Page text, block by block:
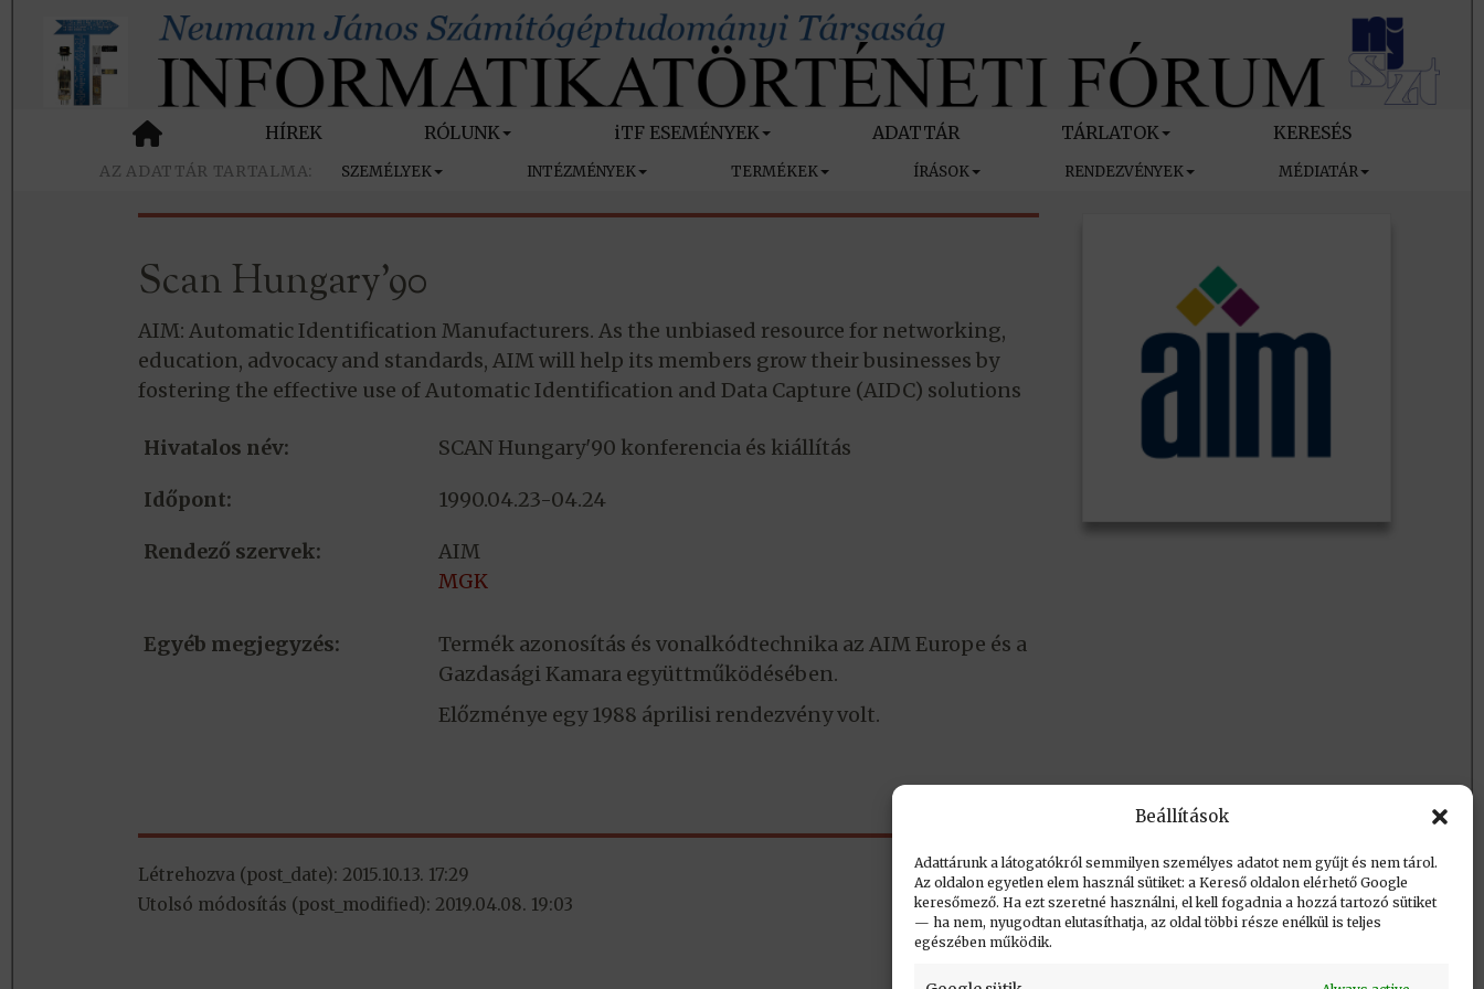
Beállítások
Adattárunk a látogatókról semmilyen személyes adatot nem gyűjt és nem tárol.
Az oldalon egyetlen elem használ sütiket: a Kereső oldalon elérhető Google
keresőmező. Ha ezt szeretné használni, el kell fogadnia a hozzá tartozó sütiket
— ha nem, nyugodtan elutasíthatja, az oldal többi része enélkül is teljes
egészében működik.
HÍREK RÓLUNK iTF ESEMÉNYEK ADATTÁR TÁRLATOK KERESÉS
SZEMÉLYEK INTÉZMÉNYEK TERMÉKEK ÍRÁSOK RENDEZVÉNYEK MÉDIATÁR
Scan Hungary’90
AIM: Automatic Identification Manufacturers. As the unbiased resource for networking,
education, advocacy and standards, AIM will help its members grow their businesses by
fostering the effective use of Automatic Identification and Data Capture (AIDC) solutions
Hivatalos név: SCAN Hungary'90 konferencia és kiállítás
Időpont: 1990.04.23-04.24
Rendező szervek:
AIM
MGK
Egyéb megjegyzés:
Termék azonosítás és vonalkódtechnika az AIM Europe és a
Gazdasági Kamara együttműködésében.
Előzménye egy 1988 áprilisi rendezvény volt.
Létrehozva (post_date): 2015.10.13. 17:29
Utolsó módosítás (post_modified): 2019.04.08. 19:03